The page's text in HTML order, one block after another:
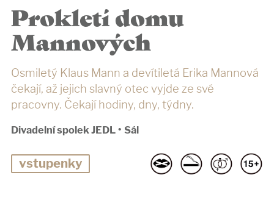
Prokletí domu
Mannových
Osmiletý Klaus Mann a devítiletá Erika Mannová
čekají, až jejich slavný otec vyjde ze své
pracovny. Čekají hodiny, dny, týdny.
Divadelní spolek JEDL • Sál
vstupenky